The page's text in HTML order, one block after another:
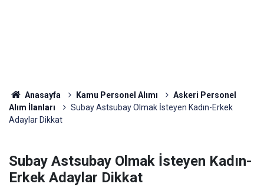
Anasayfa Kamu Personel Alımı
Askeri Personel
Alım İlanları
Subay Astsubay Olmak İsteyen Kadın-Erkek
Adaylar Dikkat
Subay Astsubay Olmak İsteyen Kadın-
Erkek Adaylar Dikkat